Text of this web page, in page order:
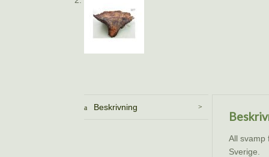
Beskrivning
All svamp
Sverige.